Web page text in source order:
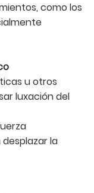
como los
u otros
luxación del
la